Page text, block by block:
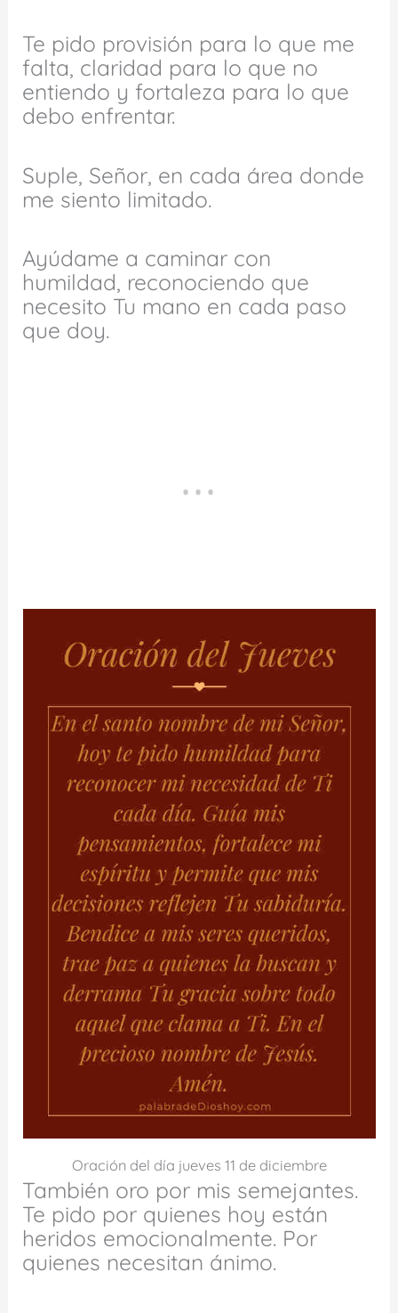
Te pido provisión para lo que me
falta, claridad para lo que no
entiendo y fortaleza para lo que
debo enfrentar.
Suple, Señor, en cada área donde
me siento limitado.
Ayúdame a caminar con
humildad, reconociendo que
necesito Tu mano en cada paso
que doy.
Oración del día jueves 11 de diciembre
También oro por mis semejantes.
Te pido por quienes hoy están
heridos emocionalmente. Por
quienes necesitan ánimo.